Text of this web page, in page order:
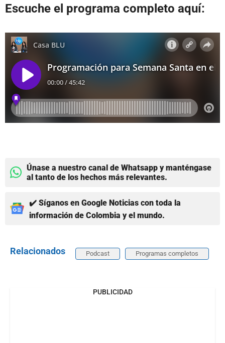
Escuche el programa completo aquí:
Únase a nuestro canal de Whatsapp y manténgase
al tanto de los hechos más relevantes.
✔️ Síganos en Google Noticias con toda la
información de Colombia y el mundo.
Relacionados Podcast Programas completos
PUBLICIDAD